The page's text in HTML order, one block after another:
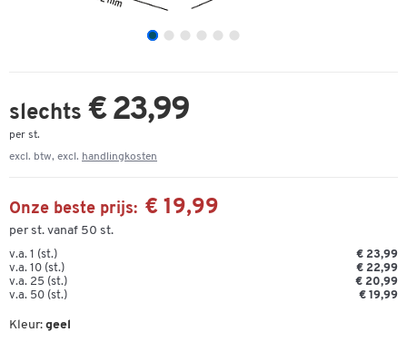
slechts € 23,99
per st.
excl. btw, excl. handlingkosten
Onze beste prijs: € 19,99
per st. vanaf 50 st.
v.a. 1 (st.)
€ 23,99
v.a. 10 (st.)
€ 22,99
v.a. 25 (st.)
€ 20,99
v.a. 50 (st.)
€ 19,99
Kleur: geel